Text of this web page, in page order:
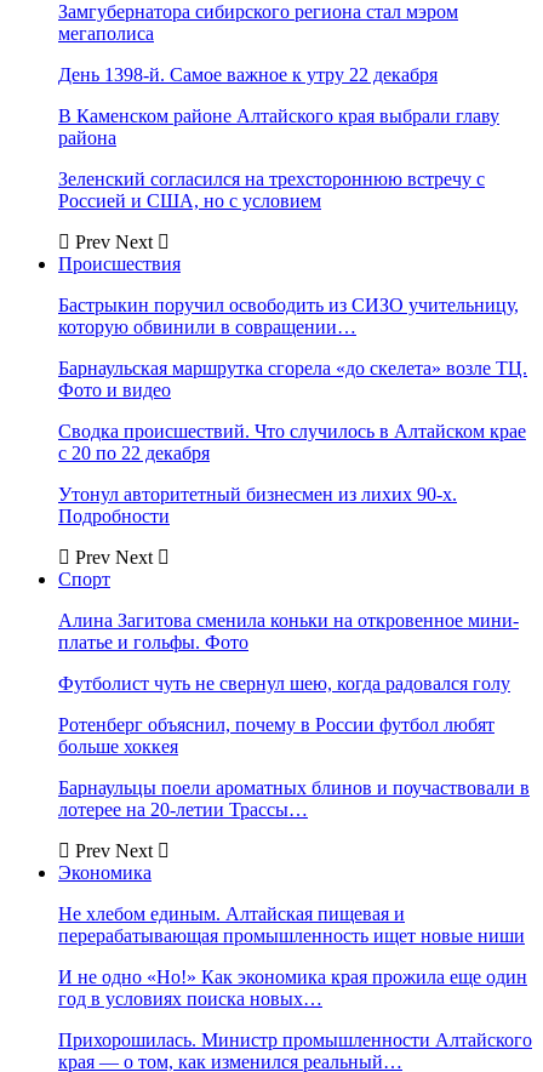
Замгубернатора сибирского региона стал мэром
мегаполиса
День 1398-й. Самое важное к утру 22 декабря
В Каменском районе Алтайского края выбрали главу
района
Зеленский согласился на трехстороннюю встречу с
Россией и США, но с условием
Prev Next
Происшествия
Бастрыкин поручил освободить из СИЗО учительницу,
которую обвинили в совращении…
Барнаульская маршрутка сгорела «до скелета» возле ТЦ.
Фото и видео
Сводка происшествий. Что случилось в Алтайском крае
с 20 по 22 декабря
Утонул авторитетный бизнесмен из лихих 90-х.
Подробности
Prev Next
Спорт
Алина Загитова сменила коньки на откровенное мини-
платье и гольфы. Фото
Футболист чуть не свернул шею, когда радовался голу
Ротенберг объяснил, почему в России футбол любят
больше хоккея
Барнаульцы поели ароматных блинов и поучаствовали в
лотерее на 20-летии Трассы…
Prev Next
Экономика
Не хлебом единым. Алтайская пищевая и
перерабатывающая промышленность ищет новые ниши
И не одно «Но!» Как экономика края прожила еще один
год в условиях поиска новых…
Прихорошилась. Министр промышленности Алтайского
края — о том, как изменился реальный…